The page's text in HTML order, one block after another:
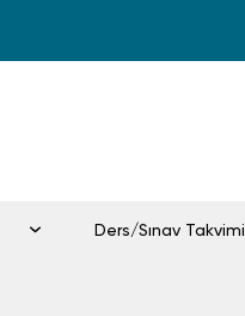
Ders/Sınav Takvimi